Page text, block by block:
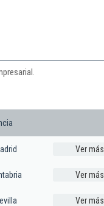
Ver más
Ver más
Ver más